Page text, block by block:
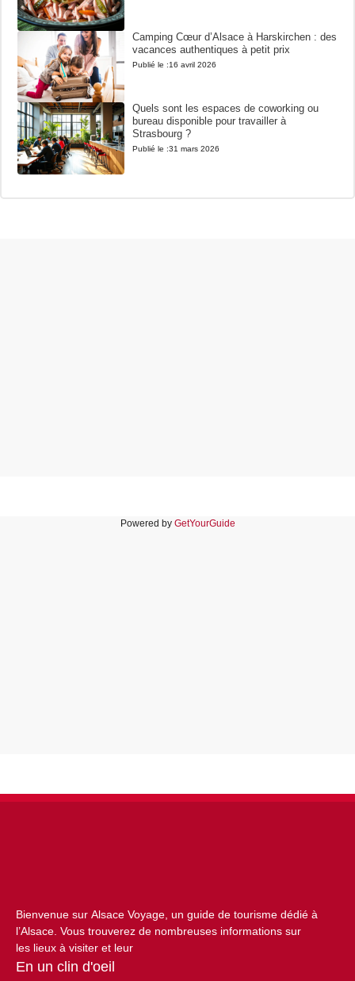
Camping Cœur d’Alsace à Harskirchen : des
vacances authentiques à petit prix
Publié le :16 avril 2026
Quels sont les espaces de coworking ou
bureau disponible pour travailler à
Strasbourg ?
Publié le :31 mars 2026
Powered by GetYourGuide
Bienvenue sur Alsace Voyage, un guide de tourisme dédié à
l’Alsace. Vous trouverez de nombreuses informations sur
les lieux à visiter et leur
En un clin d'oeil